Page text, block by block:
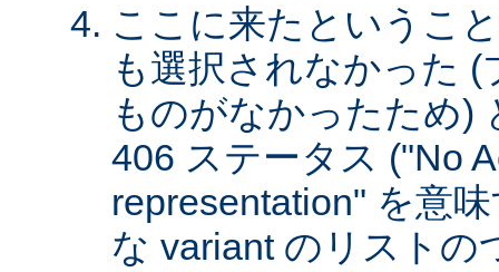
ここに来たというこ
も選択されなかった
ものがなかったため)
406 ステータス ("No
representation" を意
な variant のリストの